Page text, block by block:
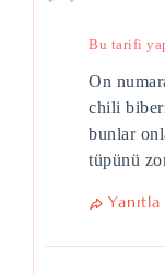
Bu tarifi
On
chili
bunlar
tüpünü
Yanıtla